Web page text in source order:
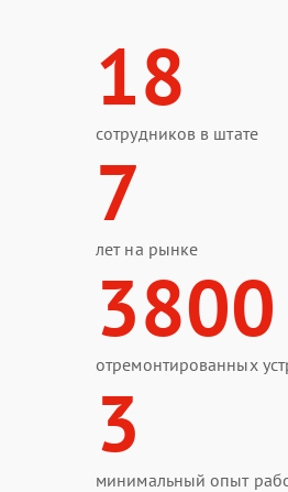
18
сотрудников в штате
7
лет на рынке
3800
отремонтированных
3
минимальный опыт